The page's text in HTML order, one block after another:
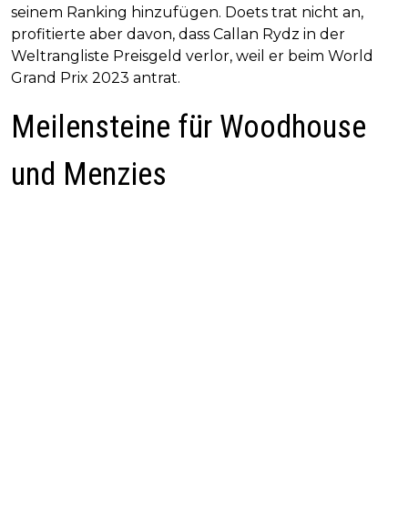
seinem Ranking hinzufügen. Doets trat nicht an,
profitierte aber davon, dass Callan Rydz in der
Weltrangliste Preisgeld verlor, weil er beim World
Grand Prix 2023 antrat.
Meilensteine für Woodhouse
und Menzies